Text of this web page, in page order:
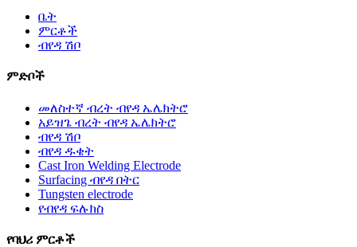
ቤት
ምርቶች
ብየዳ ሽቦ
ምድቦች
መለስተኛ ብረት ብየዳ ኤሌክትሮ
አይዝጌ ብረት ብየዳ ኤሌክትሮ
ብየዳ ሽቦ
ብየዳ ዱቄት
Cast Iron Welding Electrode
Surfacing ብየዳ በትር
Tungsten electrode
የብየዳ ፍሉክስ
የባህሪ ምርቶች